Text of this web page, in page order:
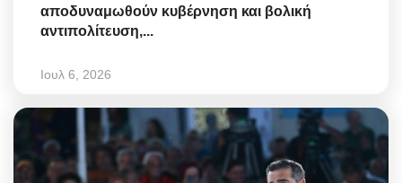
αποδυναμωθούν κυβέρνηση και βολική
αντιπολίτευση,...
Ιουλ 6, 2026